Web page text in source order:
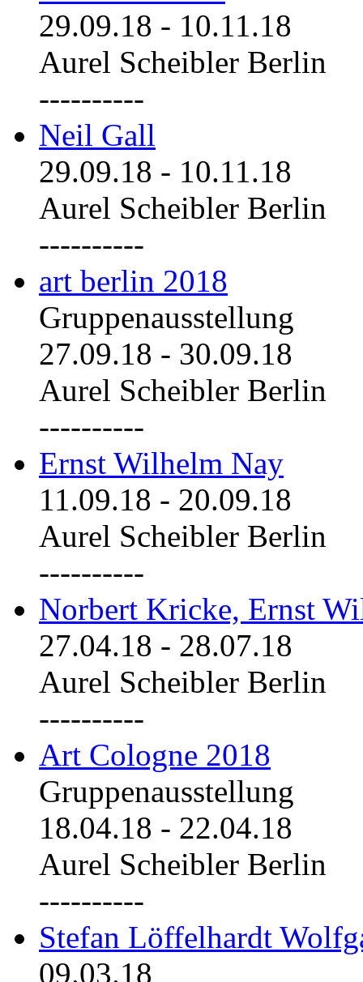
29.09.18 - 10.11.18
Aurel Scheibler Berlin
----------
Neil Gall
29.09.18 - 10.11.18
Aurel Scheibler Berlin
----------
art berlin 2018
Gruppenausstellung
27.09.18 - 30.09.18
Aurel Scheibler Berlin
----------
Ernst Wilhelm Nay
11.09.18 - 20.09.18
Aurel Scheibler Berlin
----------
Norbert Kricke, Ernst
27.04.18 - 28.07.18
Aurel Scheibler Berlin
----------
Art Cologne 2018
Gruppenausstellung
18.04.18 - 22.04.18
Aurel Scheibler Berlin
----------
Stefan Löffelhardt
09.03.18